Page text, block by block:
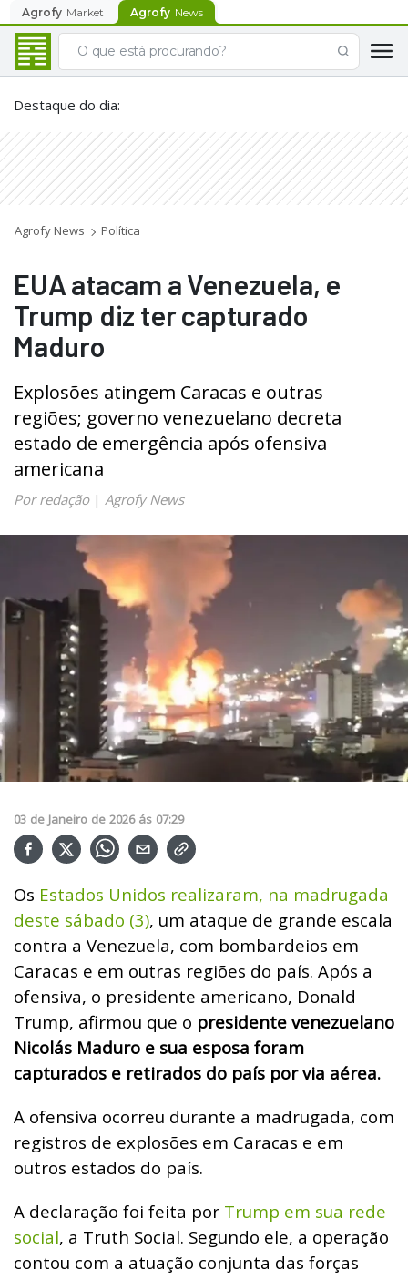
Agrofy Market Agrofy News
Destaque do dia:
Agrofy News Política
EUA atacam a Venezuela, e
Trump diz ter capturado
Maduro
Explosões atingem Caracas e outras
regiões; governo venezuelano decreta
estado de emergência após ofensiva
americana
Por redação| Agrofy News
03 de Janeiro de 2026 ás 07:29
Os Estados Unidos realizaram, na madrugada
deste sábado (3), um ataque de grande escala
contra a Venezuela, com bombardeios em
Caracas e em outras regiões do país. Após a
ofensiva, o presidente americano, Donald
Trump, afirmou que o presidente venezuelano
Nicolás Maduro e sua esposa foram
capturados e retirados do país por via aérea.
A ofensiva ocorreu durante a madrugada, com
registros de explosões em Caracas e em
outros estados do país.
A declaração foi feita por Trump em sua rede
social, a Truth Social. Segundo ele, a operação
contou com a atuação conjunta das forças